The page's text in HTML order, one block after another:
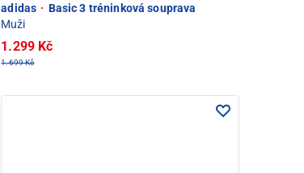
adidas · Basic 3 tréninková souprava
Muži
1.299 Kč
1.699 Kč